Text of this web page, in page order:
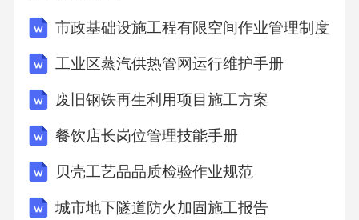
受，而非指责。⚔️情感伤害：批评(人身攻击)
“你从来不负责任！你根本不在乎这个家！”
上升到人格层面的指责，否定对方的整体价
值，极具破坏力。核心洞察：批评会让对方感
到“你根本看不惯我这个人”，不仅无助于解决当
下的问题，反而会激起对方的防御心理，加剧
市政基础设施工程有限空间作业管理制度
工业区蒸汽供热管网运行维护手册
废旧钢铁再生利用项目施工方案
餐饮店长岗位管理技能手册
贝壳工艺品品质检验作业规范
城市地下隧道防火加固施工报告